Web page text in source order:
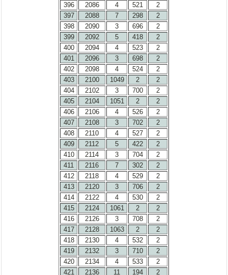
396
2086 4 521
2
397
2088 7 298
2
398
2090 3 696
2
399
2092 5 418
2
400
2094 4 523
2
401
2096 3 698
2
402
2098 4 524
2
403
2100 1049 2
2
404
2102 3 700
2
405
2104 1051 2
2
406
2106 4 526
2
407
2108 3 702
2
408
2110 4 527
2
409
2112 5 422
2
410
2114 3 704
2
411
2116 7 302
2
412
2118 4 529
2
413
2120 3 706
2
414
2122 4 530
2
415
2124 1061 2
2
416
2126 3 708
2
417
2128 1063 2
2
418
2130 4 532
2
419
2132 3 710
2
420
2134 4 533
2
421
2136 11 194 2